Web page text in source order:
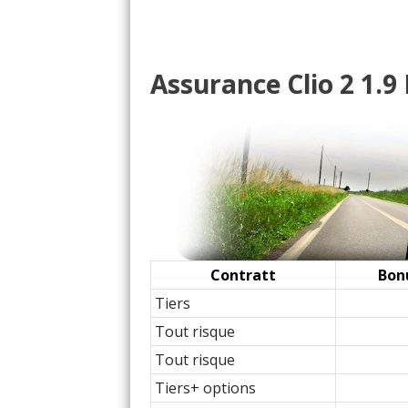
1.9 D 65 ch clio RXE
16/20 1.9 D 65 ch 200
10/20 1.9 D 65 ch(0 )
1.5/20 1.9 D 65 ch 249983(0
15/20 1.9 D 65 ch Boite
Assurance Clio 2 1.9
Contratt
Tiers
Tout risque
Tout risque
Tiers+ options